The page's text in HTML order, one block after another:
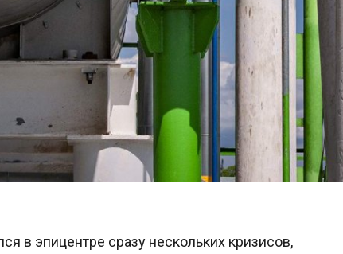
в эпицентре сразу нескольких кризисов,